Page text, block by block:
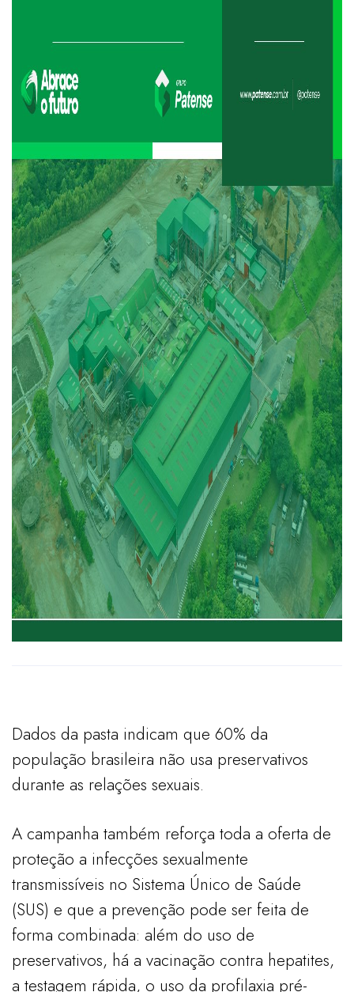
Dados da pasta indicam que 60% da
população brasileira não usa preservativos
durante as relações sexuais.
A campanha também reforça toda a oferta de
proteção a infecções sexualmente
transmissíveis no Sistema Único de Saúde
(SUS) e que a prevenção pode ser feita de
forma combinada: além do uso de
preservativos, há a vacinação contra hepatites,
a testagem rápida, o uso da profilaxia pré-